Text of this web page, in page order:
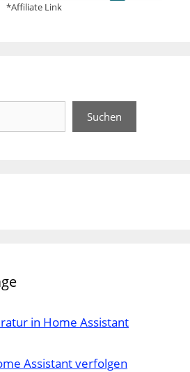
*Affiliate Link
Suchen
in Home Assistant
Assistant verfolgen